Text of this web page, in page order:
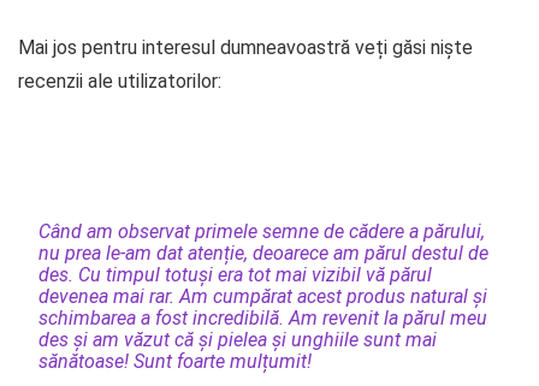
Mai jos pentru interesul dumneavoastră veți găsi niște
recenzii ale utilizatorilor:
Când am observat primele semne de cădere a părului,
nu prea le-am dat atenție, deoarece am părul destul de
des. Cu timpul totuși era tot mai vizibil vă părul
devenea mai rar. Am cumpărat acest produs natural și
schimbarea a fost incredibilă. Am revenit la părul meu
des și am văzut că și pielea și unghiile sunt mai
sănătoase! Sunt foarte mulțumit!